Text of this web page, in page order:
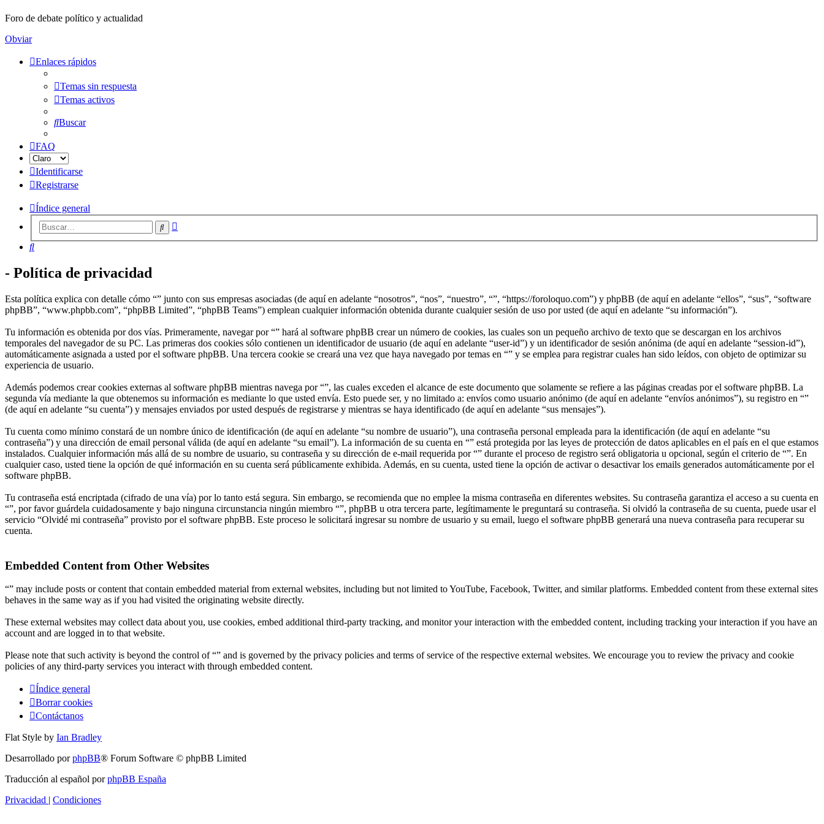
Foro de debate político y actualidad
Obviar
Enlaces rápidos
Temas sin respuesta
Temas activos
Buscar
FAQ
Identificarse
Registrarse
Índice general
Buscar
Buscar
- Política de privacidad
Esta política explica con detalle cómo “” junto con sus empresas asociadas (de aquí en adelante “nosotros”, “nos”, “nuestro”, “”, “https://foroloquo.com”) y phpBB (de aquí en adelante “ellos”, “sus”, “software
phpBB”, “www.phpbb.com”, “phpBB Limited”, “phpBB Teams”) emplean cualquier información obtenida durante cualquier sesión de uso por usted (de aquí en adelante “su información”).
Tu información es obtenida por dos vías. Primeramente, navegar por “” hará al software phpBB crear un número de cookies, las cuales son un pequeño archivo de texto que se descargan en los archivos
temporales del navegador de su PC. Las primeras dos cookies sólo contienen un identificador de usuario (de aquí en adelante “user-id”) y un identificador de sesión anónima (de aquí en adelante “session-id”),
automáticamente asignada a usted por el software phpBB. Una tercera cookie se creará una vez que haya navegado por temas en “” y se emplea para registrar cuales han sido leídos, con objeto de optimizar su
experiencia de usuario.
Además podemos crear cookies externas al software phpBB mientras navega por “”, las cuales exceden el alcance de este documento que solamente se refiere a las páginas creadas por el software phpBB. La
segunda vía mediante la que obtenemos su información es mediante lo que usted envía. Esto puede ser, y no limitado a: envíos como usuario anónimo (de aquí en adelante “envíos anónimos”), su registro en “”
(de aquí en adelante “su cuenta”) y mensajes enviados por usted después de registrarse y mientras se haya identificado (de aquí en adelante “sus mensajes”).
Tu cuenta como mínimo constará de un nombre único de identificación (de aquí en adelante “su nombre de usuario”), una contraseña personal empleada para la identificación (de aquí en adelante “su
contraseña”) y una dirección de email personal válida (de aquí en adelante “su email”). La información de su cuenta en “” está protegida por las leyes de protección de datos aplicables en el país en el que estamos
instalados. Cualquier información más allá de su nombre de usuario, su contraseña y su dirección de e-mail requerida por “” durante el proceso de registro será obligatoria u opcional, según el criterio de “”. En
cualquier caso, usted tiene la opción de qué información en su cuenta será públicamente exhibida. Además, en su cuenta, usted tiene la opción de activar o desactivar los emails generados automáticamente por el
software phpBB.
Tu contraseña está encriptada (cifrado de una vía) por lo tanto está segura. Sin embargo, se recomienda que no emplee la misma contraseña en diferentes websites. Su contraseña garantiza el acceso a su cuenta en
“”, por favor guárdela cuidadosamente y bajo ninguna circunstancia ningún miembro “”, phpBB u otra tercera parte, legítimamente le preguntará su contraseña. Si olvidó la contraseña de su cuenta, puede usar el
servicio “Olvidé mi contraseña” provisto por el software phpBB. Este proceso le solicitará ingresar su nombre de usuario y su email, luego el software phpBB generará una nueva contraseña para recuperar su
cuenta.
Embedded Content from Other Websites
“” may include posts or content that contain embedded material from external websites, including but not limited to YouTube, Facebook, Twitter, and similar platforms. Embedded content from these external sites
behaves in the same way as if you had visited the originating website directly.
These external websites may collect data about you, use cookies, embed additional third-party tracking, and monitor your interaction with the embedded content, including tracking your interaction if you have an
account and are logged in to that website.
Please note that such activity is beyond the control of “” and is governed by the privacy policies and terms of service of the respective external websites. We encourage you to review the privacy and cookie
policies of any third-party services you interact with through embedded content.
Índice general
Borrar cookies
Contáctanos
Flat Style by Ian Bradley
Desarrollado porphpBB® Forum Software © phpBB Limited
Traducción al español porphpBB España
Privacidad | Condiciones